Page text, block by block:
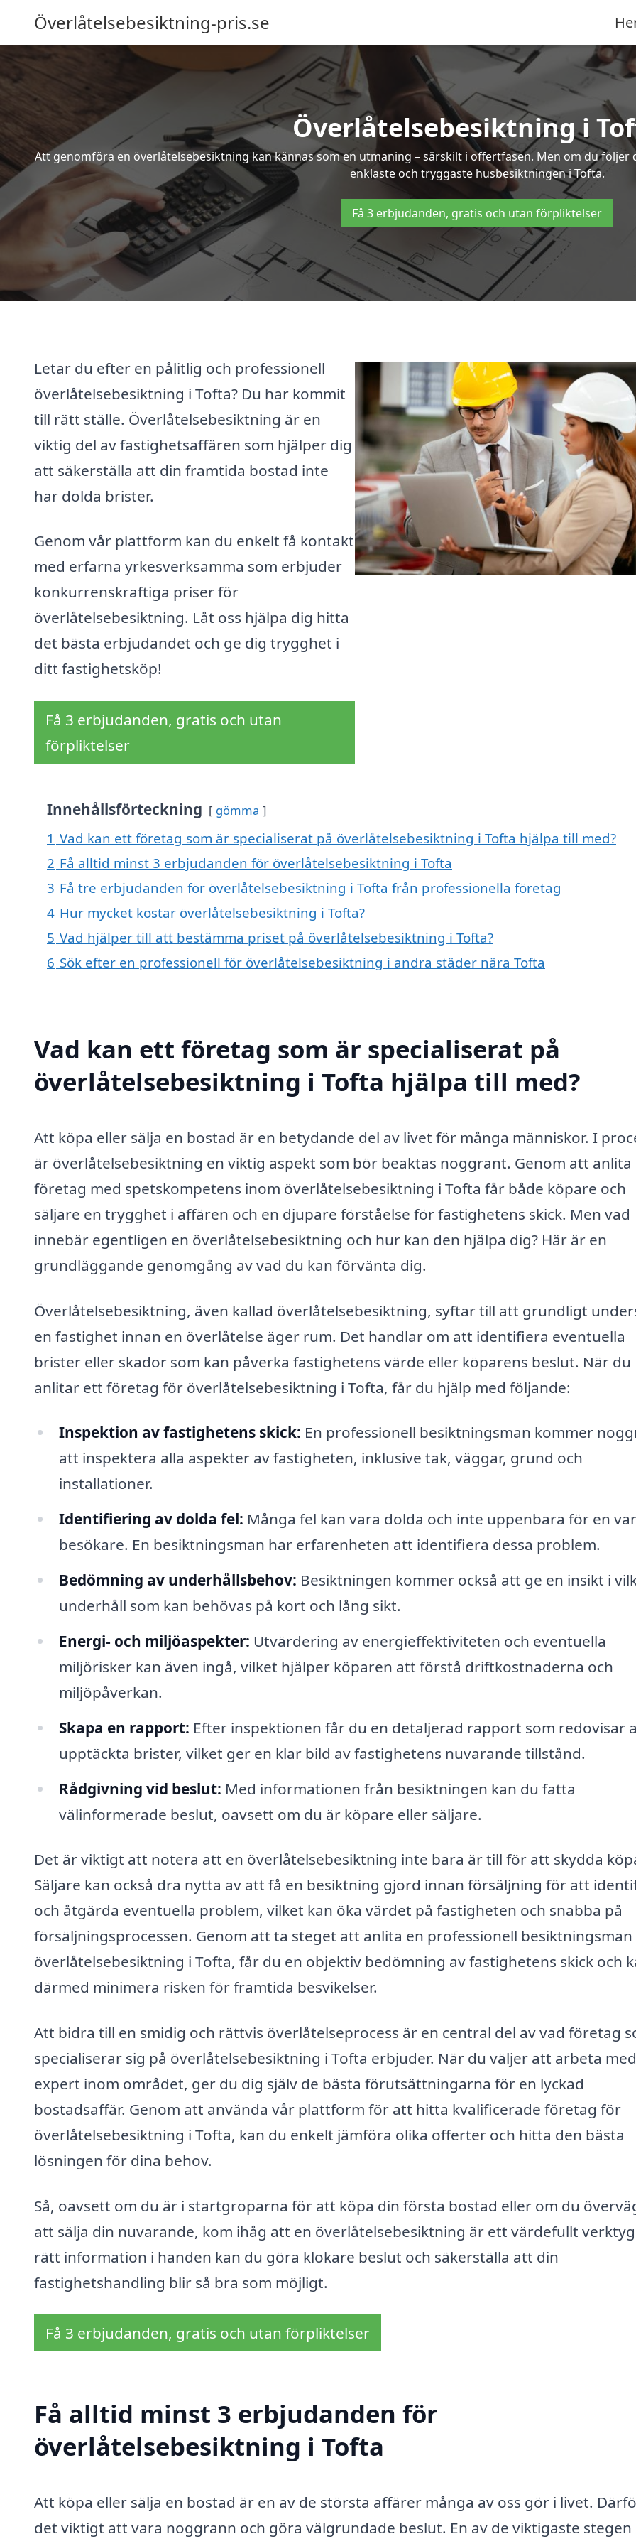
Överlåtelsebesiktning-pris.se
Överlåtelsebesiktning i
Att genomföra en överlåtelsebesiktning kan kännas som en utmaning – särskilt i offertfasen. Men om du
enklaste och tryggaste husbesiktningen i Tofta.
Få 3 erbjudanden, gratis och utan förpliktelser
Letar du efter en pålitlig och professionell
överlåtelsebesiktning i Tofta? Du har kommit
till rätt ställe. Överlåtelsebesiktning är en
viktig del av fastighetsaffären som hjälper dig
att säkerställa att din framtida bostad inte
har dolda brister.
Genom vår plattform kan du enkelt få kontakt
med erfarna yrkesverksamma som erbjuder
konkurrenskraftiga priser för
överlåtelsebesiktning. Låt oss hjälpa dig hitta
det bästa erbjudandet och ge dig trygghet i
ditt fastighetsköp!
Få 3 erbjudanden, gratis och utan
förpliktelser
Innehållsförteckning gömma
1 Vad kan ett företag som är specialiserat på överlåtelsebesiktning i Tofta hjälpa till med?
2 Få alltid minst 3 erbjudanden för överlåtelsebesiktning i Tofta
3 Få tre erbjudanden för överlåtelsebesiktning i Tofta från professionella företag
4 Hur mycket kostar överlåtelsebesiktning i Tofta?
5 Vad hjälper till att bestämma priset på överlåtelsebesiktning i Tofta?
6 Sök efter en professionell för överlåtelsebesiktning i andra städer nära Tofta
Vad kan ett företag som är specialiserat på
överlåtelsebesiktning i Tofta hjälpa till med?
Att köpa eller sälja en bostad är en betydande del av livet för många människor. I
är överlåtelsebesiktning en viktig aspekt som bör beaktas noggrant. Genom att
företag med spetskompetens inom överlåtelsebesiktning i Tofta får både köpare och
säljare en trygghet i affären och en djupare förståelse för fastighetens skick. Men vad
innebär egentligen en överlåtelsebesiktning och hur kan den hjälpa dig? Här är en
grundläggande genomgång av vad du kan förvänta dig.
Överlåtelsebesiktning, även kallad överlåtelsebesiktning, syftar till att grundligt
en fastighet innan en överlåtelse äger rum. Det handlar om att identifiera eventuella
brister eller skador som kan påverka fastighetens värde eller köparens beslut. När du
anlitar ett företag för överlåtelsebesiktning i Tofta, får du hjälp med följande:
Inspektion av fastighetens skick: En professionell besiktningsman kommer
att inspektera alla aspekter av fastigheten, inklusive tak, väggar, grund och
installationer.
Identifiering av dolda fel: Många fel kan vara dolda och inte uppenbara för en
besökare. En besiktningsman har erfarenheten att identifiera dessa problem.
Bedömning av underhållsbehov: Besiktningen kommer också att ge en insikt i
underhåll som kan behövas på kort och lång sikt.
Energi- och miljöaspekter: Utvärdering av energieffektiviteten och eventuella
miljörisker kan även ingå, vilket hjälper köparen att förstå driftkostnaderna och
miljöpåverkan.
Skapa en rapport: Efter inspektionen får du en detaljerad rapport som redovisar
upptäckta brister, vilket ger en klar bild av fastighetens nuvarande tillstånd.
Rådgivning vid beslut: Med informationen från besiktningen kan du fatta
välinformerade beslut, oavsett om du är köpare eller säljare.
Det är viktigt att notera att en överlåtelsebesiktning inte bara är till för att skydda
Säljare kan också dra nytta av att få en besiktning gjord innan försäljning för att
och åtgärda eventuella problem, vilket kan öka värdet på fastigheten och snabba på
försäljningsprocessen. Genom att ta steget att anlita en professionell
överlåtelsebesiktning i Tofta, får du en objektiv bedömning av fastighetens skick och
därmed minimera risken för framtida besvikelser.
Att bidra till en smidig och rättvis överlåtelseprocess är en central del av vad företag
specialiserar sig på överlåtelsebesiktning i Tofta erbjuder. När du väljer att arbeta
expert inom området, ger du dig själv de bästa förutsättningarna för en lyckad
bostadsaffär. Genom att använda vår plattform för att hitta kvalificerade företag för
överlåtelsebesiktning i Tofta, kan du enkelt jämföra olika offerter och hitta den bästa
lösningen för dina behov.
Så, oavsett om du är i startgroparna för att köpa din första bostad eller om du
att sälja din nuvarande, kom ihåg att en överlåtelsebesiktning är ett värdefullt
rätt information i handen kan du göra klokare beslut och säkerställa att din
fastighetshandling blir så bra som möjligt.
Få 3 erbjudanden, gratis och utan förpliktelser
Få alltid minst 3 erbjudanden för
överlåtelsebesiktning i Tofta
Att köpa eller sälja en bostad är en av de största affärer många av oss gör i livet.
det viktigt att vara noggrann och göra välgrundade beslut. En av de viktigaste stegen